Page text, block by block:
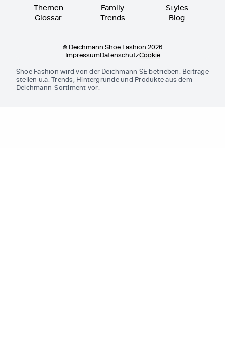
Themen
Glossar
Family
Trends
Styles
Blog
© Deichmann Shoe Fashion 2026
ImpressumDatenschutzCookie
Shoe Fashion wird von der Deichmann SE betrieben. Beiträge
stellen u.a. Trends, Hintergründe und Produkte aus dem
Deichmann-Sortiment vor.